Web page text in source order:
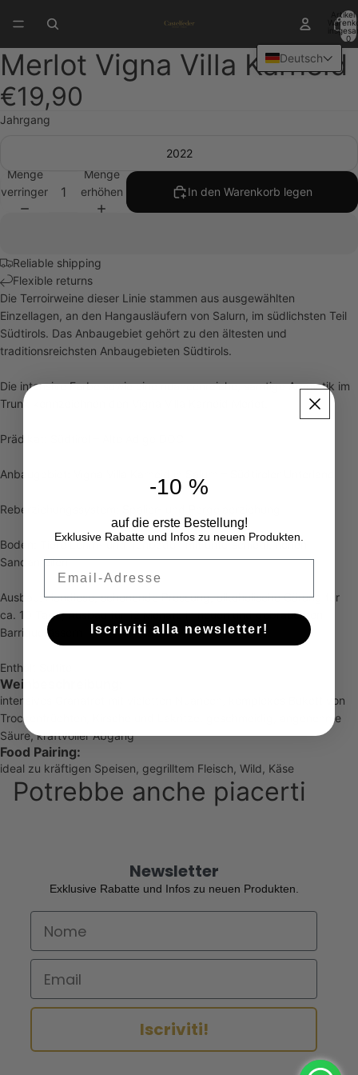
Artikel
0
Merlot Vigna Villa Karneid
€19,90
Jahrgang
2022
Menge
verringern
Menge
erhöhen
In den Warenkorb legen
Reliable shipping
Flexible returns
Die Terroirweine dieser Linie stammen aus ausgewählten
Einzellagen, an den Hangausläufern von Salurn, im südlichsten Teil
Südtirols. Das Anbaugebiet gehört zu den ältesten und
traditionsreichsten Anbaugebieten Südtirols.
Die intensive Farbe sowie eine nuancenreiche, samtige Aromatik im
Trunk kennzeichnen den Vigna Villa Karneid Merlot.
Prädikat: Südtirol – Alto Adige DOC
Anbaugebiet: Vigna Villa Karneid in Salurn – Südtiroler Unterland
Reberziehungssystem: Spalier- und Pergolaerziehung
Boden: Tiefe Lehm- und Tonböden mit unterschiedl. hohen
Sandanteilen
Ausbau: Handlese, schonende Pressung, alkoholische Gärung für
ca. 10 Tage, Ausbau für 12 Monate in neuen und gebrauchten
Barriquefässern
Enthält Sulfite
Weinbeschreibung:
intensives Granatrot mit violetten Nuancen, komplexes Bukett von
Trockenfrüchten, Kirsche und Lakritze, geschmeidig, angenehme
Säure, kraftvoller Abgang
Food Pairing:
ideal zu kräftigen Speisen, gegrilltem Fleisch, Wild, Käse
Potrebbe anche piacerti
Newsletter
Exklusive Rabatte und Infos zu neuen Produkten.
First Name
Email
Iscriviti!
Deutsch
-10 %
auf die erste Bestellung!
Exklusive Rabatte und Infos zu neuen Produkten.
Iscriviti alla newsletter!